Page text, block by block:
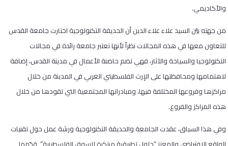
والأكاديمي.
من جهته بيّن السيد علاء علاء الدين أن الحديقة التكنولوجية اختارت جامعة القدس
للتعاون معها في هذه المجالات نظراً لأنها تعتبر جامعة رائدة في مجالات
التكنولوجيا والسياحة والآثار، فهي تضم حاضنة الأعمال في مدينة القدس، إضافة
لاهتمامها ومحافظتها على الإرث الفلسطيني العربي في المدينة من خلال
مراكزها وفروعها المختلفة فيها، ومبادراتها المجتمعية التي تقودها من خلال
هذه المراكز والفروع.
وفي هذا السياق، عقدت الجامعة والحديقة التكنولوجية ورشة عمل حول تقنيات